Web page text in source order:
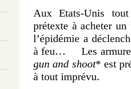
Aux Etats-Unis
prétexte à acheter
l’épidémie a
à feu… Les
gun and shoot* est
à tout imprévu.